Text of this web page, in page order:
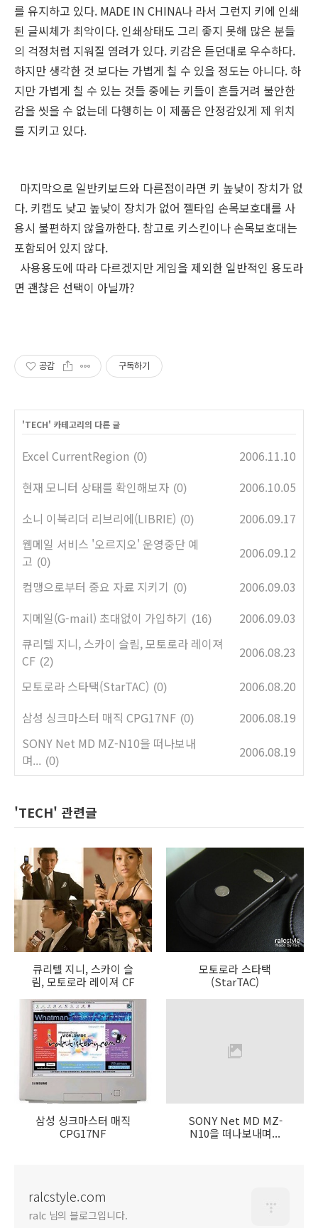
를 유지하고 있다. MADE IN CHINA나 라서 그런지 키에 인쇄
된 글씨체가 최악이다. 인쇄상태도 그리 좋지 못해 많은 분들
의 걱정처럼 지워질 염려가 있다. 키감은 듣던대로 우수하다.
하지만 생각한 것 보다는 가볍게 칠 수 있을 정도는 아니다. 하
지만 가볍게 칠 수 있는 것들 중에는 키들이 흔들거려 불안한
감을 씻을 수 없는데 다행히는 이 제품은 안정감있게 제 위치
를 지키고 있다.
마지막으로 일반키보드와 다른점이라면 키 높낮이 장치가 없
다. 키캡도 낮고 높낮이 장치가 없어 젤타입 손목보호대를 사
용시 불편하지 않을까한다. 참고로 키스킨이나 손목보호대는
포함되어 있지 않다.
사용용도에 따라 다르겠지만 게임을 제외한 일반적인 용도라
면 괜찮은 선택이 아닐까?
공감 구독하기
'TECH' 카테고리의 다른 글
Excel CurrentRegion (0)
2006.11.10
현재 모니터 상태를 확인해보자 (0)
2006.10.05
소니 이북리더 리브리에(LIBRIE) (0)
2006.09.17
웹메일 서비스 '오르지오' 운영중단 예
고 (0)
2006.09.12
컴맹으로부터 중요 자료 지키기 (0)
2006.09.03
지메일(G-mail) 초대없이 가입하기 (16)
2006.09.03
큐리텔 지니, 스카이 슬림, 모토로라 레이져
CF (2)
2006.08.23
모토로라 스타택(StarTAC) (0)
2006.08.20
삼성 싱크마스터 매직 CPG17NF (0)
2006.08.19
SONY Net MD MZ-N10을 떠나보내
며... (0)
2006.08.19
'TECH' 관련글
큐리텔 지니, 스카이 슬
림, 모토로라 레이져 CF
모토로라 스타택
(StarTAC)
삼성 싱크마스터 매직
CPG17NF
SONY Net MD MZ-
N10을 떠나보내며...
ralcstyle.com
ralc 님의 블로그입니다.